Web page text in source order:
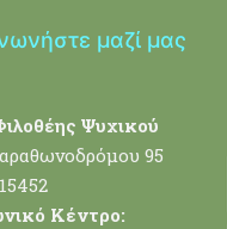
μαζί μας
Ψυχικού
95
Κέντρο: